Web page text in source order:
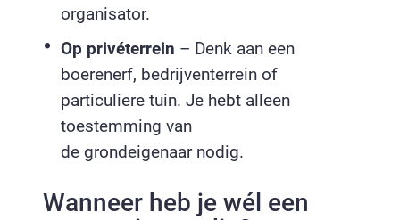
organisator.
Op privéterrein – Denk aan een
boerenerf, bedrijventerrein of
particuliere tuin. Je hebt alleen
toestemming van
de grondeigenaar nodig.
Wanneer heb je wél een